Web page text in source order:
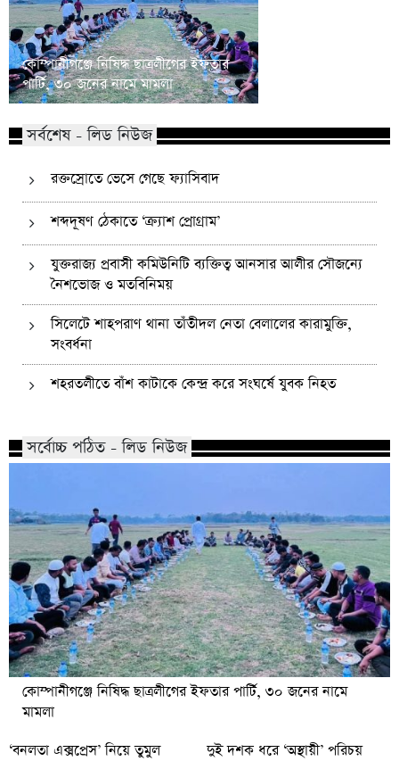
কোম্পানীগঞ্জে নিষিদ্ধ ছাত্রলীগের ইফতার
পার্টি, ৩০ জনের নামে মামলা
সর্বশেষ - লিড নিউজ
রক্তস্রোতে ভেসে গেছে ফ্যাসিবাদ
শব্দদূষণ ঠেকাতে ‘ক্র্যাশ প্রোগ্রাম’
যুক্তরাজ্য প্রবাসী কমিউনিটি ব্যক্তিত্ব আনসার আলীর সৌজন্যে
নৈশভোজ ও মতবিনিময়
সিলেটে শাহপরাণ থানা তাঁতীদল নেতা বেলালের কারামুক্তি,
সংবর্ধনা
শহরতলীতে বাঁশ কাটাকে কেন্দ্র করে সংঘর্ষে যুবক নিহত
সর্বোচ্চ পঠিত - লিড নিউজ
কোম্পানীগঞ্জে নিষিদ্ধ ছাত্রলীগের ইফতার পার্টি, ৩০ জনের নামে
মামলা
‘বনলতা এক্সপ্রেস’ নিয়ে তুমুল
দুই দশক ধরে ‘অস্থায়ী’ পরিচয়